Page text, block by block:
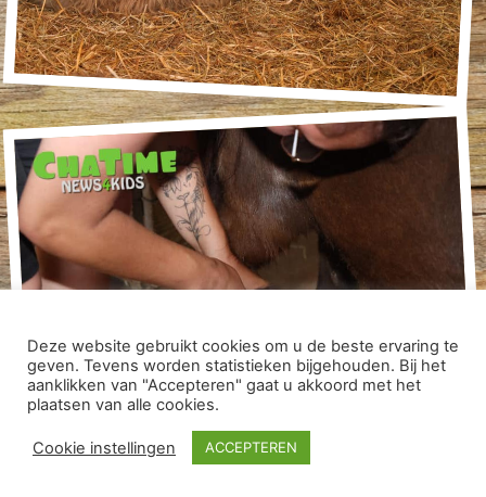
Deze website gebruikt cookies om u de beste ervaring te
geven. Tevens worden statistieken bijgehouden. Bij het
aanklikken van "Accepteren" gaat u akkoord met het
plaatsen van alle cookies.
Cookie instellingen ACCEPTEREN